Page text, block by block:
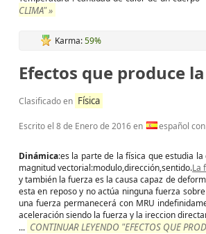
CLIMA" »
Karma:59%
Efectos que produce
Clasificado en Física
Escrito el 8 de Enero de 2016en español
Dinámica:es la parte de la física que estudia
magnitud vectorial:modulo,dirección,sentido.La
y también la fuerza es la causa capaz de
esta en reposo y no actúa ninguna fuerza
una fuerza permanecerá con MRU
aceleración siendo la fuerza y la ireccion
... CONTINUAR LEYENDO "EFECTOS QUE